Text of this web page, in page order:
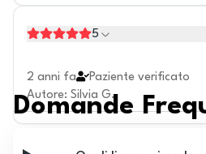
5
2 anni fa
Paziente verificato
Autore: Silvia G.
Domande